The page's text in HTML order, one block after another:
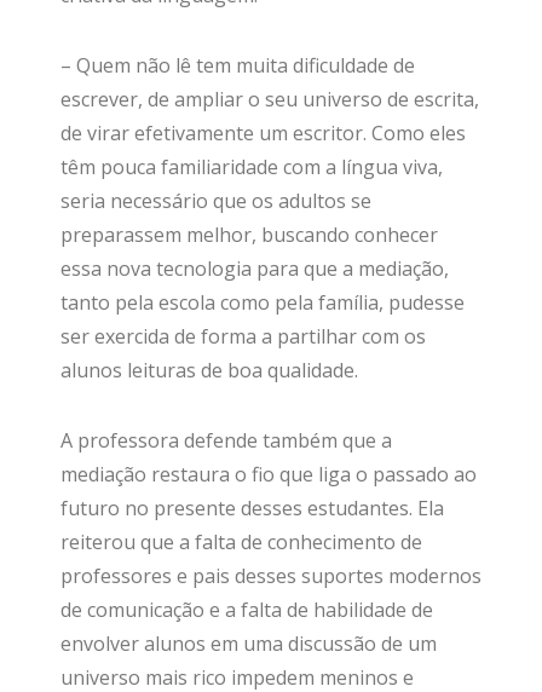
– Quem não lê tem muita dificuldade de
escrever, de ampliar o seu universo de escrita,
de virar efetivamente um escritor. Como eles
têm pouca familiaridade com a língua viva,
seria necessário que os adultos se
preparassem melhor, buscando conhecer
essa nova tecnologia para que a mediação,
tanto pela escola como pela família, pudesse
ser exercida de forma a partilhar com os
alunos leituras de boa qualidade.
A professora defende também que a
mediação restaura o fio que liga o passado ao
futuro no presente desses estudantes. Ela
reiterou que a falta de conhecimento de
professores e pais desses suportes modernos
de comunicação e a falta de habilidade de
envolver alunos em uma discussão de um
universo mais rico impedem meninos e